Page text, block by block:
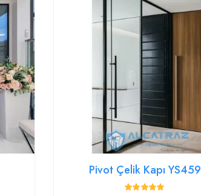
Pivot Çelik Kapı YS459